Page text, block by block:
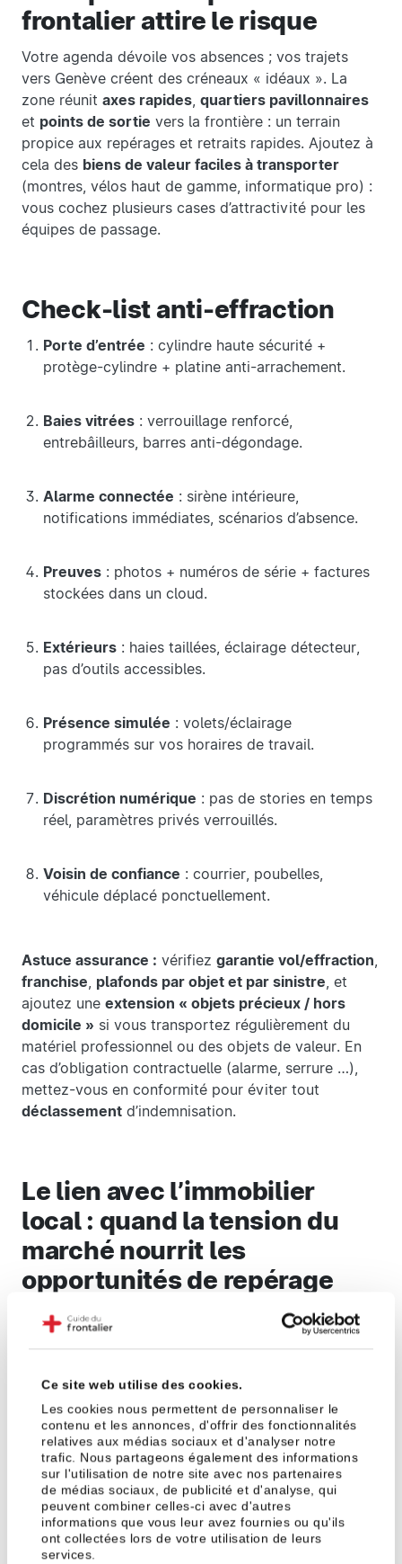
Ce site web utilise des cookies.
Les cookies nous permettent de personnaliser le
contenu et les annonces, d'offrir des fonctionnalités
relatives aux médias sociaux et d'analyser notre
trafic. Nous partageons également des informations
sur l'utilisation de notre site avec nos partenaires
de médias sociaux, de publicité et d'analyse, qui
peuvent combiner celles-ci avec d'autres
informations que vous leur avez fournies ou qu'ils
ont collectées lors de votre utilisation de leurs
services.
frontalier attire le risque
Votre agenda dévoile vos absences ; vos trajets
vers Genève créent des créneaux « idéaux ». La
zone réunit axes rapides, quartiers pavillonnaires
et points de sortie vers la frontière : un terrain
propice aux repérages et retraits rapides. Ajoutez à
cela des biens de valeur faciles à transporter
(montres, vélos haut de gamme, informatique pro) :
vous cochez plusieurs cases d’attractivité pour les
équipes de passage.
Check-list anti-effraction
Porte d’entrée : cylindre haute sécurité +
protège-cylindre + platine anti-arrachement.
Baies vitrées : verrouillage renforcé,
entrebâilleurs, barres anti-dégondage.
Alarme connectée : sirène intérieure,
notifications immédiates, scénarios d’absence.
Preuves : photos + numéros de série + factures
stockées dans un cloud.
Extérieurs : haies taillées, éclairage détecteur,
pas d’outils accessibles.
Présence simulée : volets/éclairage
programmés sur vos horaires de travail.
Discrétion numérique : pas de stories en temps
réel, paramètres privés verrouillés.
Voisin de confiance : courrier, poubelles,
véhicule déplacé ponctuellement.
Astuce assurance : vérifiez garantie vol/effraction,
franchise, plafonds par objet et par sinistre, et
ajoutez une extension « objets précieux / hors
domicile » si vous transportez régulièrement du
matériel professionnel ou des objets de valeur. En
cas d’obligation contractuelle (alarme, serrure …),
mettez-vous en conformité pour éviter tout
déclassement d’indemnisation.
Le lien avec l’immobilier
local : quand la tension du
marché nourrit les
opportunités de repérage
Dans une zone où
l’offre se raréfie, les loyers
s’envolent et les déménagements se multiplient
remise en état s’allongent. Résultat :
logements « entre deux vies » (vides, en travaux,
en état des lieux) et desallées et venues faciles à
observer. C’est le cocktail parfait pour des
repérages discrets et des effractions ciblées.
Comprendre le contexte local
Comme vu dans notre précédent article «